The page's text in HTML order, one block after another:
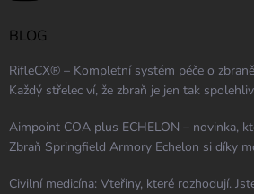
BLOG
RifleCX® – Kompletní systém péče o
Každý střelec ví, že zbraň je jen tak
Aimpoint COA plus ECHELON – novinka,
Zbraň Springfield Armory Echelon si díky
Civilní medicína: Vteřiny, které rozhodují.